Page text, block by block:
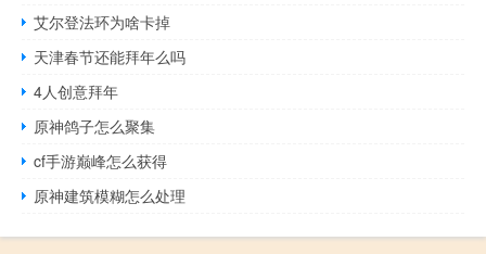
艾尔登法环为啥卡掉
天津春节还能拜年么吗
4人创意拜年
原神鸽子怎么聚集
cf手游巅峰怎么获得
原神建筑模糊怎么处理